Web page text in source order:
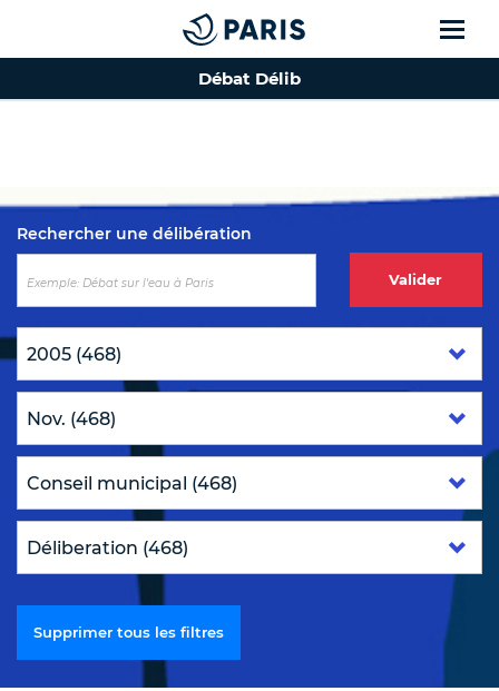
Top of the page
Débat Délib
Rechercher une délibération
Valider
Supprimer tous les filtres